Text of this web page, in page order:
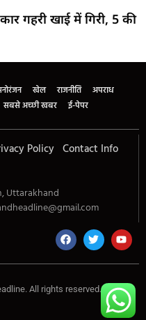
गहरी खाई में गिरी, 5 की
खेल राजनीति
अपराध
सबसे अच्छी खबर ई-पेपर
Policy Contact Info
Uttarakhand
All rights reserved.